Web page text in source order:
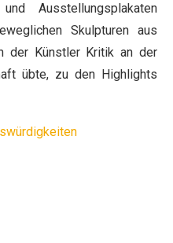
Ausstellungsplakaten
Skulpturen aus
der Künstler Kritik an der
übte, zu den Highlights